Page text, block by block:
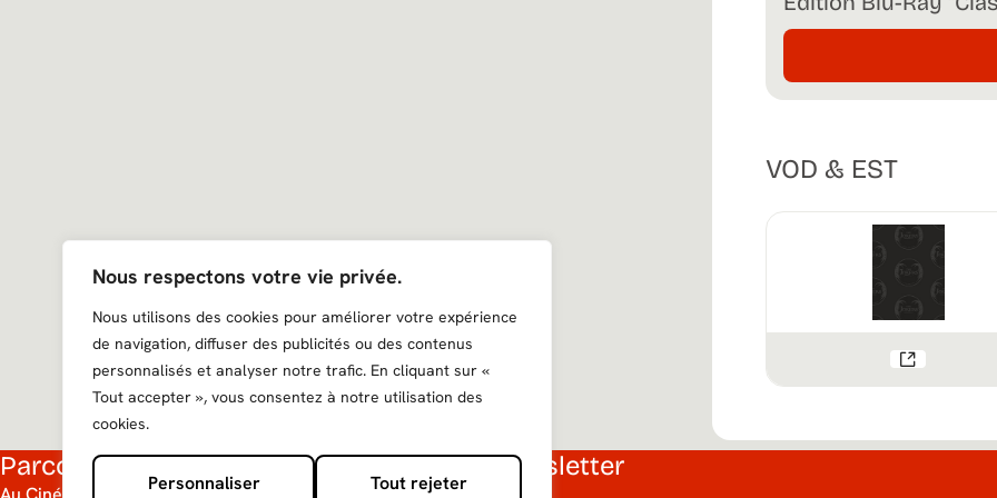
Nous respectons votre vie privée.
Nous utilisons des cookies pour améliorer votre expérience
de navigation, diffuser des publicités ou des contenus
personnalisés et analyser notre trafic. En cliquant sur «
Tout accepter », vous consentez à notre utilisation des
cookies.
Personnaliser Tout rejeter
VOD & EST
Parcourir nos cataloguesRecevez notre Newsletter